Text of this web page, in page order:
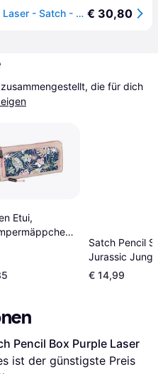
Satch Federmäppchen - Purple Laser - Satch - One Size - Federmäppchen € 30,80
die für dich
Etui,
Satch Pencil
Jurassic
€ 14,99
Pencil Box Purple Laser
ist der günstigste Preis